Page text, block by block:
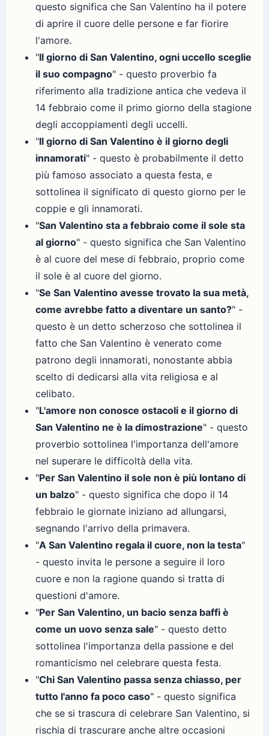
questo significa che San Valentino ha il potere
di aprire il cuore delle persone e far fiorire
l'amore.
"Il giorno di San Valentino, ogni uccello sceglie
il suo compagno" - questo proverbio fa
riferimento alla tradizione antica che vedeva il
14 febbraio come il primo giorno della stagione
degli accoppiamenti degli uccelli.
"Il giorno di San Valentino è il giorno degli
innamorati" - questo è probabilmente il detto
più famoso associato a questa festa, e
sottolinea il significato di questo giorno per le
coppie e gli innamorati.
"San Valentino sta a febbraio come il sole sta
al giorno" - questo significa che San Valentino
è al cuore del mese di febbraio, proprio come
il sole è al cuore del giorno.
"Se San Valentino avesse trovato la sua metà,
come avrebbe fatto a diventare un santo?" -
questo è un detto scherzoso che sottolinea il
fatto che San Valentino è venerato come
patrono degli innamorati, nonostante abbia
scelto di dedicarsi alla vita religiosa e al
celibato.
"L'amore non conosce ostacoli e il giorno di
San Valentino ne è la dimostrazione" - questo
proverbio sottolinea l'importanza dell'amore
nel superare le difficoltà della vita.
"Per San Valentino il sole non è più lontano di
un balzo" - questo significa che dopo il 14
febbraio le giornate iniziano ad allungarsi,
segnando l'arrivo della primavera.
"A San Valentino regala il cuore, non la testa"
- questo invita le persone a seguire il loro
cuore e non la ragione quando si tratta di
questioni d'amore.
"Per San Valentino, un bacio senza baffi è
come un uovo senza sale" - questo detto
sottolinea l'importanza della passione e del
romanticismo nel celebrare questa festa.
"Chi San Valentino passa senza chiasso, per
tutto l'anno fa poco caso" - questo significa
che se si trascura di celebrare San Valentino, si
rischia di trascurare anche altre occasioni